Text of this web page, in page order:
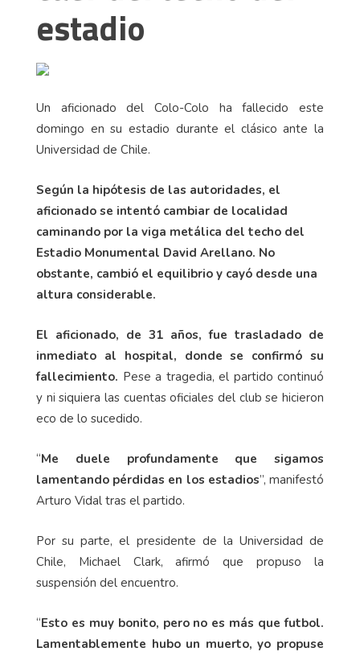
estadio
Un aficionado del Colo-Colo ha fallecido este
domingo en su estadio durante el clásico ante la
Universidad de Chile.
Según la hipótesis de las autoridades, el
aficionado se intentó cambiar de localidad
caminando por la viga metálica del techo del
Estadio Monumental David Arellano. No
obstante, cambió el equilibrio y cayó desde una
altura considerable.
El aficionado, de 31 años, fue trasladado de
inmediato al hospital, donde se confirmó su
fallecimiento. Pese a tragedia, el partido continuó
y ni siquiera las cuentas oficiales del club se hicieron
eco de lo sucedido.
“Me duele profundamente que sigamos
lamentando pérdidas en los estadios”, manifestó
Arturo Vidal tras el partido.
Por su parte, el presidente de la Universidad de
Chile, Michael Clark, afirmó que propuso la
suspensión del encuentro.
“Esto es muy bonito, pero no es más que futbol.
Lamentablemente hubo un muerto, yo propuse